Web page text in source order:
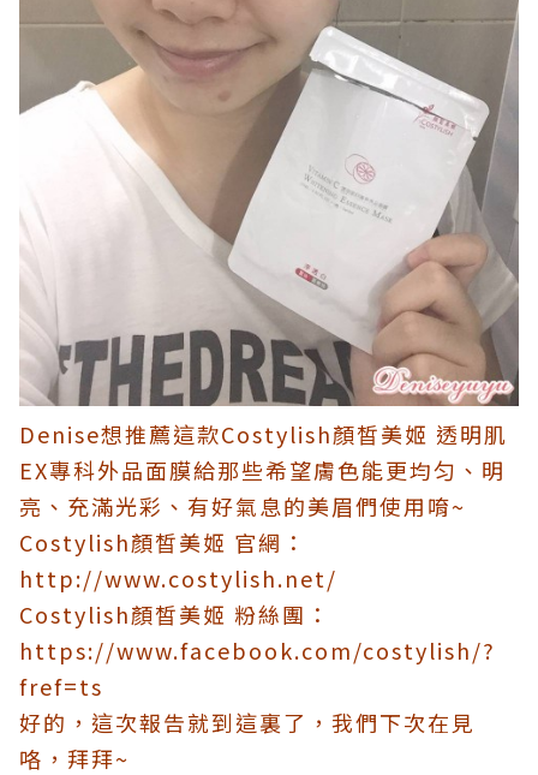
Denise想推薦這款Costylish顏皙美姬 透明肌
EX專科外品面膜給那些希望膚色能更均匀、明
亮、充滿光彩、有好氣息的美眉們使用唷~
Costylish顏皙美姬 官網：
http://www.costylish.net/
Costylish顏皙美姬 粉絲團：
https://www.facebook.com/costylish/?
fref=ts
好的，這次報告就到這裏了，我們下次在見
咯，拜拜~